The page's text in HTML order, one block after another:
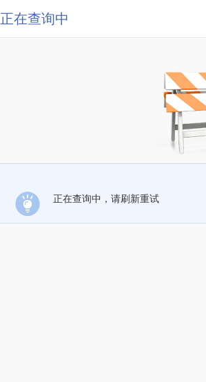
正在查询中
正在查询中，请刷新重试